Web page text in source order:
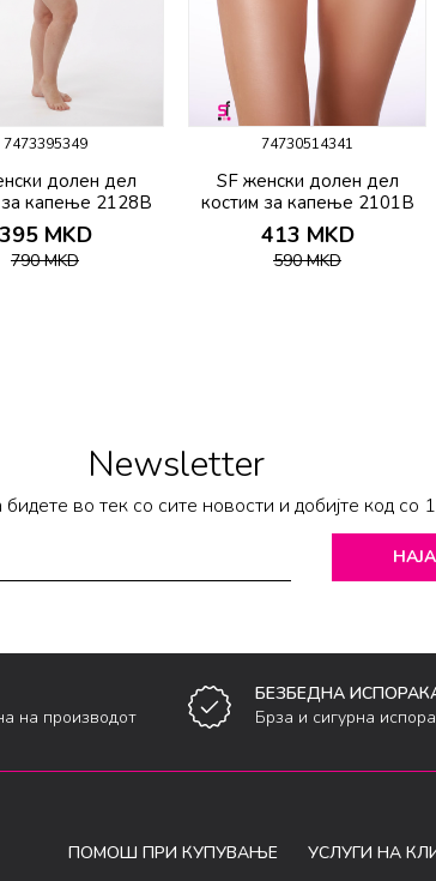
7473395349
долен дел
за капење 2128B
395 MKD
790MKD
74730514341
SF женски долен дел
костим за капење 2101B
413 MKD
590MKD
Newsletter
во тек со сите новости и добијте код со
на производот
БЕЗБЕДНА
Брза и сигурна
ПОМОШ ПРИ КУПУВАЊЕ УСЛУГИ НА